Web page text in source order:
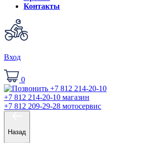
Контакты
Вход
0
+7 812 214-20-10 магазин
+7 812 209-29-28 мотосервис
Назад